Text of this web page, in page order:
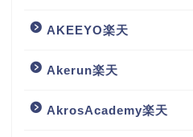
AKEEYO楽天
Akerun楽天
AkrosAcademy楽天